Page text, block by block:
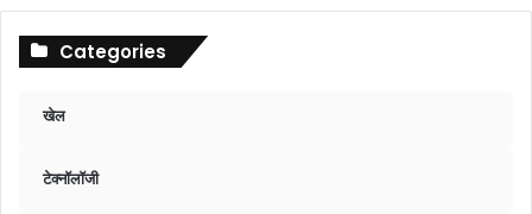
Categories
खेल
टेक्नॉलॉजी